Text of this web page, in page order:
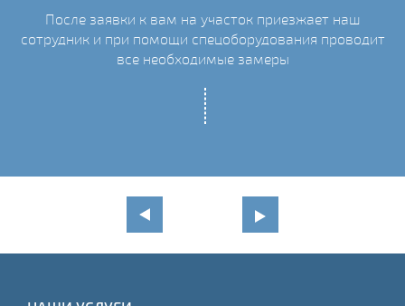
После заявки к вам на участок приезжает наш
сотрудник и при помощи спецоборудования проводит
все необходимые замеры